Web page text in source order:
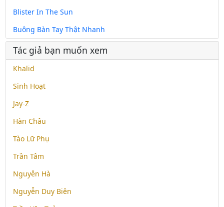
Blister In The Sun
Buông Bàn Tay Thật Nhanh
Tác giả bạn muốn xem
Khalid
Sinh Hoạt
Jay-Z
Hàn Châu
Tào Lữ Phụ
Trần Tâm
Nguyễn Hà
Nguyễn Duy Biên